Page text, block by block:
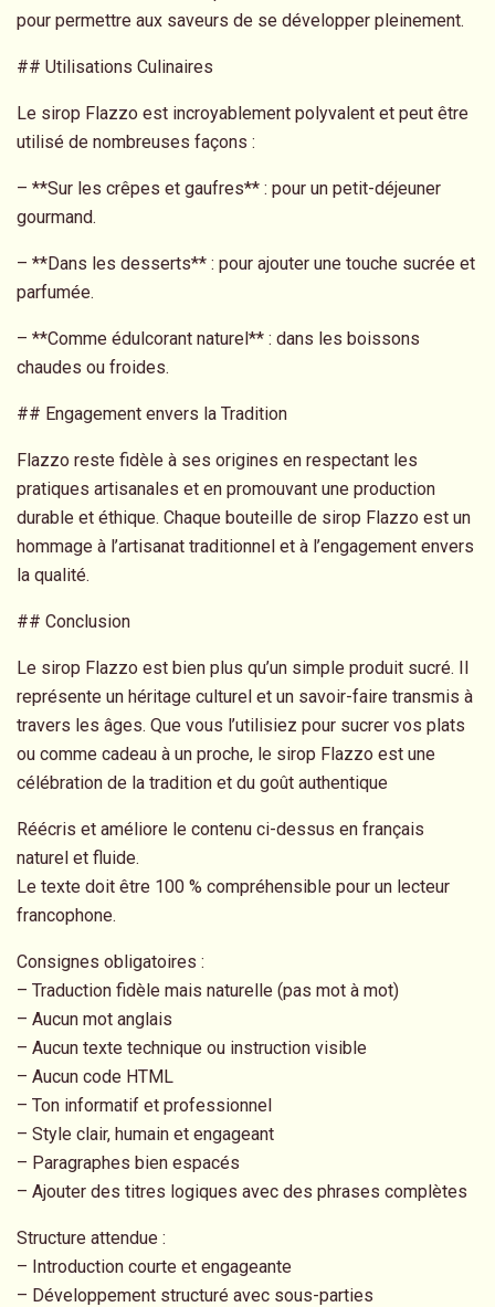
pour permettre aux saveurs de se développer pleinement.
## Utilisations Culinaires
Le sirop Flazzo est incroyablement polyvalent et peut être
utilisé de nombreuses façons :
– **Sur les crêpes et gaufres** : pour un petit-déjeuner
gourmand.
– **Dans les desserts** : pour ajouter une touche sucrée et
parfumée.
– **Comme édulcorant naturel** : dans les boissons
chaudes ou froides.
## Engagement envers la Tradition
Flazzo reste fidèle à ses origines en respectant les
pratiques artisanales et en promouvant une production
durable et éthique. Chaque bouteille de sirop Flazzo est un
hommage à l’artisanat traditionnel et à l’engagement envers
la qualité.
## Conclusion
Le sirop Flazzo est bien plus qu’un simple produit sucré. Il
représente un héritage culturel et un savoir-faire transmis à
travers les âges. Que vous l’utilisiez pour sucrer vos plats
ou comme cadeau à un proche, le sirop Flazzo est une
célébration de la tradition et du goût authentique
Réécris et améliore le contenu ci-dessus en français
naturel et fluide.
Le texte doit être 100 % compréhensible pour un lecteur
francophone.
Consignes obligatoires :
– Traduction fidèle mais naturelle (pas mot à mot)
– Aucun mot anglais
– Aucun texte technique ou instruction visible
– Aucun code HTML
– Ton informatif et professionnel
– Style clair, humain et engageant
– Paragraphes bien espacés
– Ajouter des titres logiques avec des phrases complètes
Structure attendue :
– Introduction courte et engageante
– Développement structuré avec sous-parties